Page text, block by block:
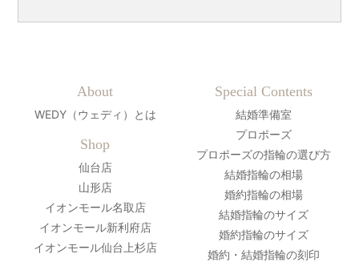
About
WEDY（ウェディ）とは
Shop
仙台店
山形店
イオンモール名取店
イオンモール新利府店
イオンモール仙台上杉店
Special Contents
結婚準備室
プロポーズ
プロポーズの指輪の選び方
結婚指輪の相場
婚約指輪の相場
結婚指輪のサイズ
婚約指輪のサイズ
婚約・結婚指輪の刻印